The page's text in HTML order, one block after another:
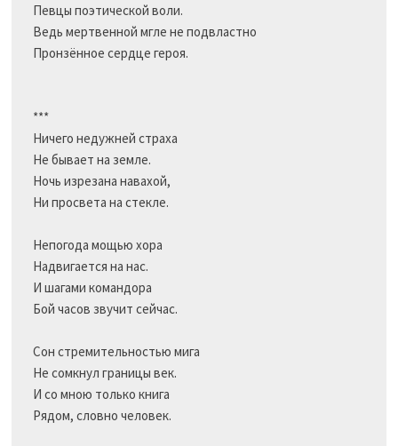
Певцы поэтической воли.
Ведь мертвенной мгле не подвластно
Пронзённое сердце героя.
***
Ничего недужней страха
Не бывает на земле.
Ночь изрезана навахой,
Ни просвета на стекле.
Непогода мощью хора
Надвигается на нас.
И шагами командора
Бой часов звучит сейчас.
Сон стремительностью мига
Не сомкнул границы век.
И со мною только книга
Рядом, словно человек.